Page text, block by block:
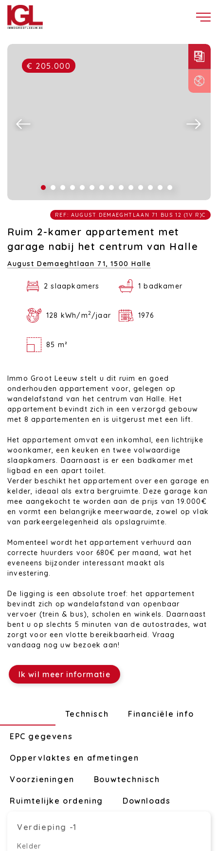
€ 205.000
REF: AUGUST DEMAEGHTLAAN 71 BUS 12 (1V R)C
Ruim 2-kamer appartement met
garage nabij het centrum van Halle
August Demaeghtlaan 71,1500 Halle
2 slaapkamers 1 badkamer
128 kWh/m2 /jaar 1976
85 m²
Immo Groot Leeuw stelt u dit ruim en goed
onderhouden appartement voor, gelegen op
wandelafstand van het centrum van Halle. Het
appartement bevindt zich in een verzorgd gebouw
met 8 appartementen en is uitgerust met een lift.
Het appartement omvat een inkomhal, een lichtrijke
woonkamer, een keuken en twee volwaardige
slaapkamers. Daarnaast is er een badkamer met
ligbad en een apart toilet.
Verder beschikt het appartement over een garage en
kelder, ideaal als extra bergruimte. Deze garage kan
mee aangekocht te worden aan de prijs van 19.000€
en vormt een belangrijke meerwaarde, zowel op vlak
van parkeergelegenheid als opslagruimte.
Momenteel wordt het appartement verhuurd aan
correcte huurders voor 680€ per maand, wat het
eveneens bijzonder interessant maakt als
investering.
De ligging is een absolute troef: het appartement
bevindt zich op wandelafstand van openbaar
vervoer (trein & bus), scholen en winkels. Daarnaast
bent u op slechts 5 minuten van de autostrades, wat
zorgt voor een vlotte bereikbaarheid. Vraag
vandaag nog uw bezoek aan!
Ik wil meer informatie
Technisch Financiële info
EPC gegevens
Oppervlaktes en afmetingen
Voorzieningen Bouwtechnisch
Ruimtelijke ordening Downloads
Verdieping -1
Kelder